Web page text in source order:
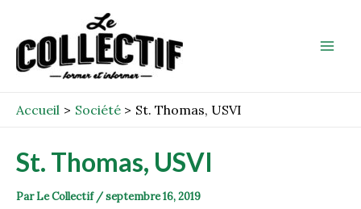
contenu
Accueil Société St. Thomas, USVI
St. Thomas, USVI
ParLe Collectif /septembre 16, 2019
navigation